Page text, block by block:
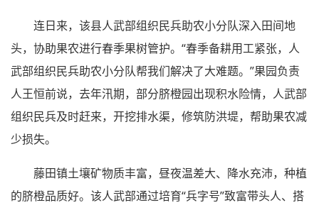
连日来，该县人武部组织民兵助农小分队深入田间地
头，协助果农进行春季果树管护。“春季备耕用工紧张，人
武部组织民兵助农小分队帮我们解决了大难题。”果园负责
人王恒前说，去年汛期，部分脐橙园出现积水险情，人武部
组织民兵及时赶来，开挖排水渠，修筑防洪堤，帮助果农减
少损失。
藤田镇土壤矿物质丰富，昼夜温差大、降水充沛，种植
的脐橙品质好。该人武部通过培育“兵字号”致富带头人、搭